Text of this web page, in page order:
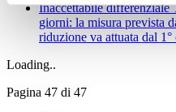
Inaccettabile differenziale
giorni: la misura prevista
riduzione va attuata dal 1°
Loading..
Pagina 47 di 47